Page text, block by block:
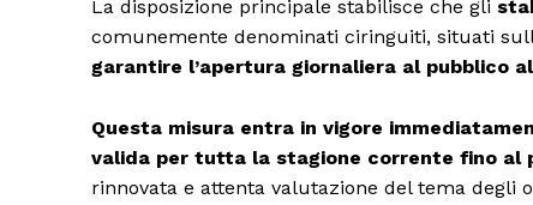
Condividi
La disposizione principale stabilisce che gli
comunemente denominati ciringuiti, situati
garantire l’apertura giornaliera al pubblico
Questa misura entra in vigore
valida per tutta la stagione corrente fino al
rinnovata e attenta valutazione del tema degli